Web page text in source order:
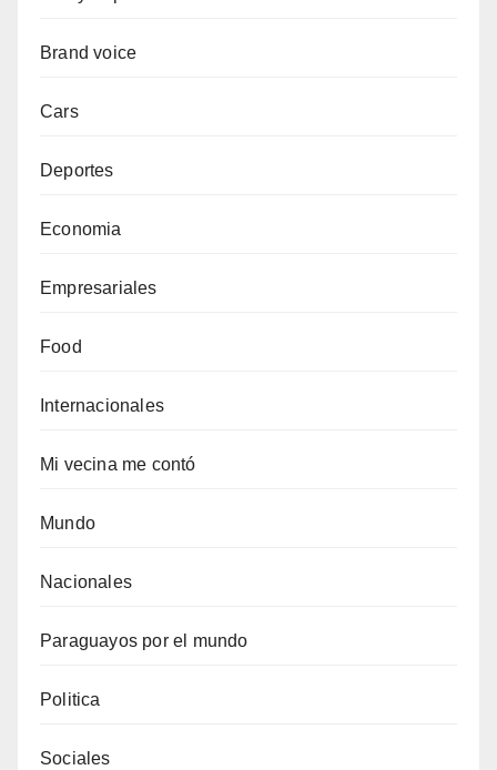
Brand voice
Cars
Deportes
Economia
Empresariales
Food
Internacionales
Mi vecina me contó
Mundo
Nacionales
Paraguayos por el mundo
Politica
Sociales